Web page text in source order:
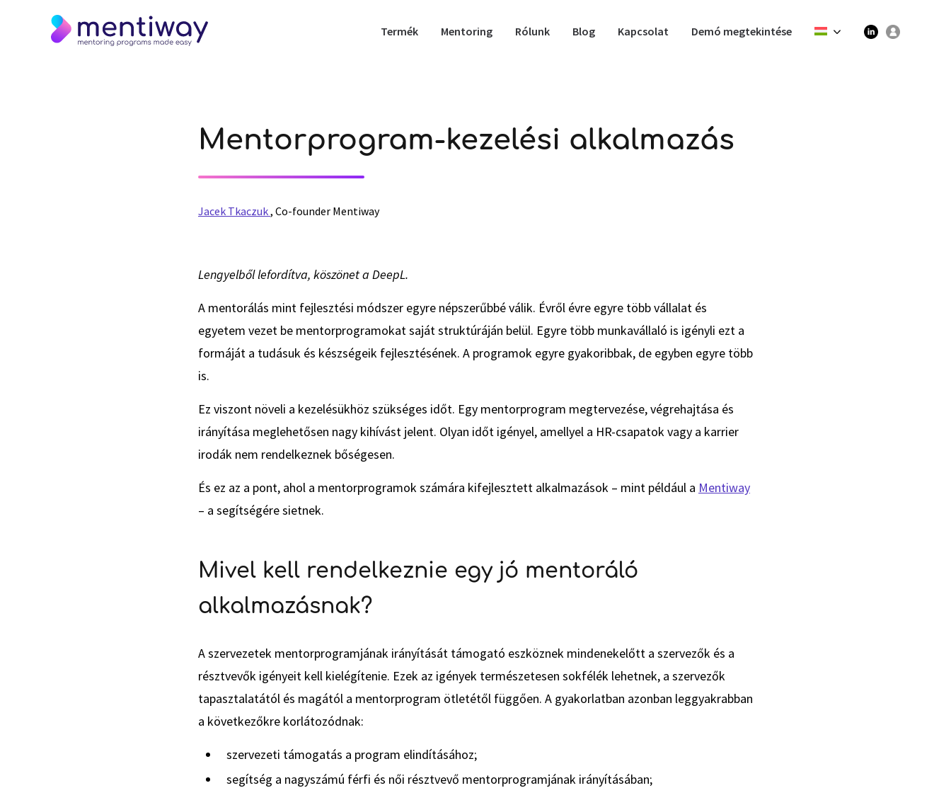
Termék Mentoring Rólunk Blog Kapcsolat Demó megtekintése
Mentorprogram-kezelési alkalmazás
Jacek Tkaczuk, Co-founder Mentiway
Lengyelből lefordítva, köszönet a DeepL.
A mentorálás mint fejlesztési módszer egyre népszerűbbé válik. Évről évre egyre több vállalat és
egyetem vezet be mentorprogramokat saját struktúráján belül. Egyre több munkavállaló is igényli ezt a
formáját a tudásuk és készségeik fejlesztésének. A programok egyre gyakoribbak, de egyben egyre több
is.
Ez viszont növeli a kezelésükhöz szükséges időt. Egy mentorprogram megtervezése, végrehajtása és
irányítása meglehetősen nagy kihívást jelent. Olyan időt igényel, amellyel a HR-csapatok vagy a karrier
irodák nem rendelkeznek bőségesen.
És ez az a pont, ahol a mentorprogramok számára kifejlesztett alkalmazások – mint például a Mentiway
– a segítségére sietnek.
Mivel kell rendelkeznie egy jó mentoráló
alkalmazásnak?
A szervezetek mentorprogramjának irányítását támogató eszköznek mindenekelőtt a szervezők és a
résztvevők igényeit kell kielégítenie. Ezek az igények természetesen sokfélék lehetnek, a szervezők
tapasztalatától és magától a mentorprogram ötletétől függően. A gyakorlatban azonban leggyakrabban
a következőkre korlátozódnak:
szervezeti támogatás a program elindításához;
segítség a nagyszámú férfi és női résztvevő mentorprogramjának irányításában;